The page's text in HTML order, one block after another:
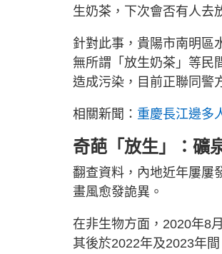
生奶茶，下次會否有人去
針對此事，貴陽市南明區
無所謂「放生奶茶」等民
造成污染，目前正聯同警
相關新聞： 重慶長江邊多
奇葩「放生」：礦
翻查資料，內地近年屢屢
畫風愈發詭異。
在非生物方面，2020年8
其後於2022年及2023年